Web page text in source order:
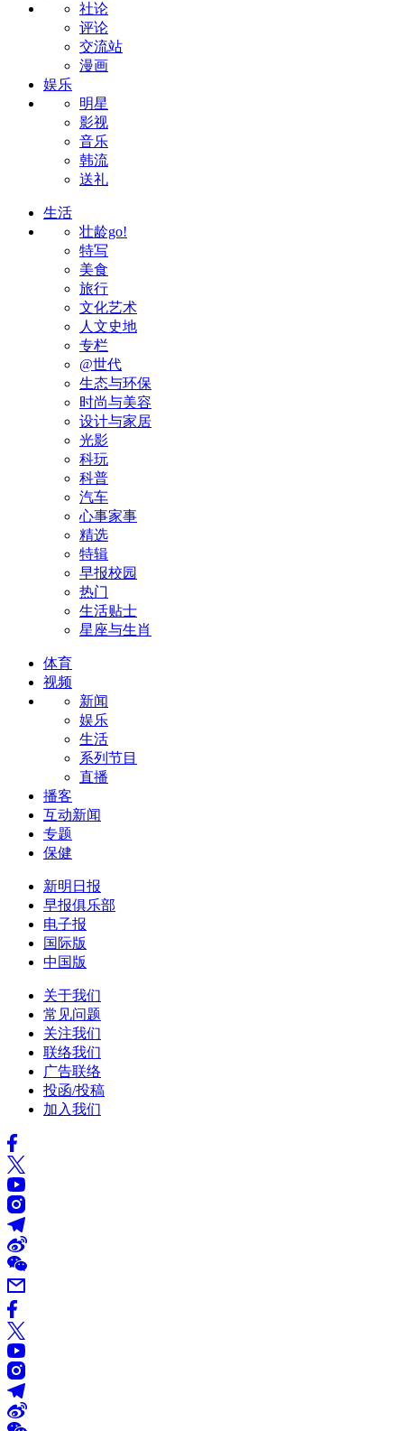
社论
评论
交流站
漫画
娱乐
明星
影视
音乐
韩流
送礼
生活
壮龄go!
特写
美食
旅行
文化艺术
人文史地
专栏
@世代
生态与环保
时尚与美容
设计与家居
光影
科玩
科普
汽车
心事家事
精选
特辑
早报校园
热门
生活贴士
星座与生肖
体育
视频
新闻
娱乐
生活
系列节目
直播
播客
互动新闻
专题
保健
新明日报
早报俱乐部
电子报
国际版
中国版
关于我们
常见问题
关注我们
联络我们
广告联络
投函/投稿
加入我们